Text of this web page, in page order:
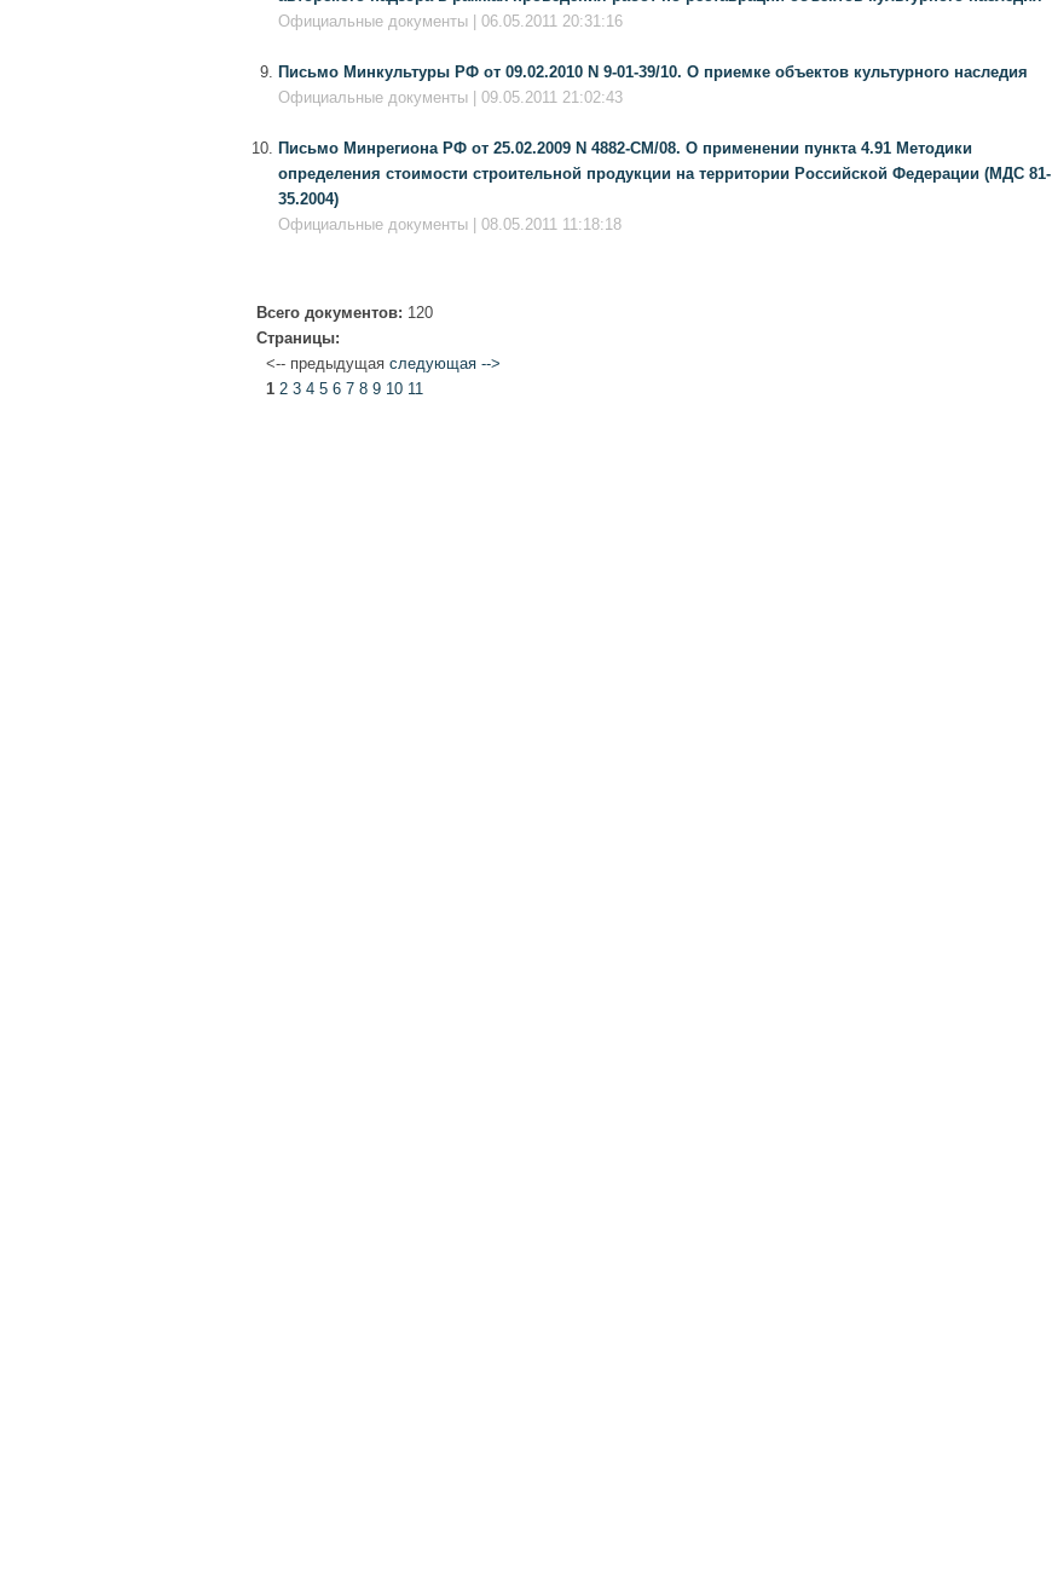
Официальные документы | 06.05.2011 20:31:16
Письмо Минкультуры РФ от 09.02.2010 N 9-01-39/10. О приемке объектов культурного наследия
Официальные документы | 09.05.2011 21:02:43
Письмо Минрегиона РФ от 25.02.2009 N 4882-СМ/08. О применении пункта 4.91 Методики
определения стоимости строительной продукции на территории Российской Федерации (МДС 81-
35.2004)
Официальные документы | 08.05.2011 11:18:18
Всего документов: 120
Страницы:
<-- предыдущая следующая -->
1 2 3 4 5 6 7 8 9 10 11